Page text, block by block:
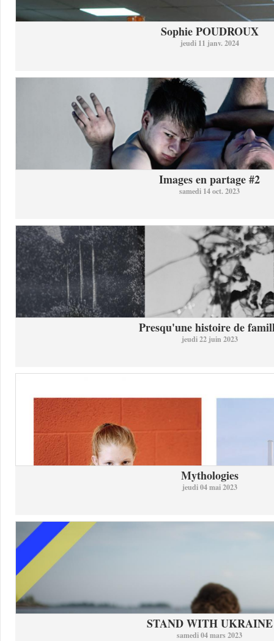
Sophie POUDROUX
jeudi 11 janv. 2024
Images en partage #2
samedi 14 oct. 2023
Presqu'une histoire de
jeudi 22 juin 2023
Mythologies
jeudi 04 mai 2023
STAND WITH UKRAINE
samedi 04 mars 2023